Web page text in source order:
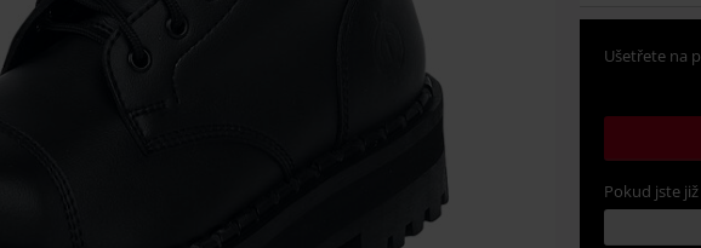
Ušetřete na
Pokud jste